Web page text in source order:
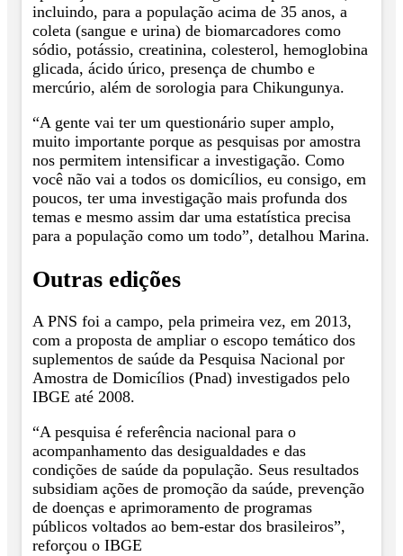
incluindo, para a população acima de 35 anos, a
coleta (sangue e urina) de biomarcadores como
sódio, potássio, creatinina, colesterol, hemoglobina
glicada, ácido úrico, presença de chumbo e
mercúrio, além de sorologia para Chikungunya.
“A gente vai ter um questionário super amplo,
muito importante porque as pesquisas por amostra
nos permitem intensificar a investigação. Como
você não vai a todos os domicílios, eu consigo, em
poucos, ter uma investigação mais profunda dos
temas e mesmo assim dar uma estatística precisa
para a população como um todo”, detalhou Marina.
Outras edições
A PNS foi a campo, pela primeira vez, em 2013,
com a proposta de ampliar o escopo temático dos
suplementos de saúde da Pesquisa Nacional por
Amostra de Domicílios (Pnad) investigados pelo
IBGE até 2008.
“A pesquisa é referência nacional para o
acompanhamento das desigualdades e das
condições de saúde da população. Seus resultados
subsidiam ações de promoção da saúde, prevenção
de doenças e aprimoramento de programas
públicos voltados ao bem-estar dos brasileiros”,
reforçou o IBGE